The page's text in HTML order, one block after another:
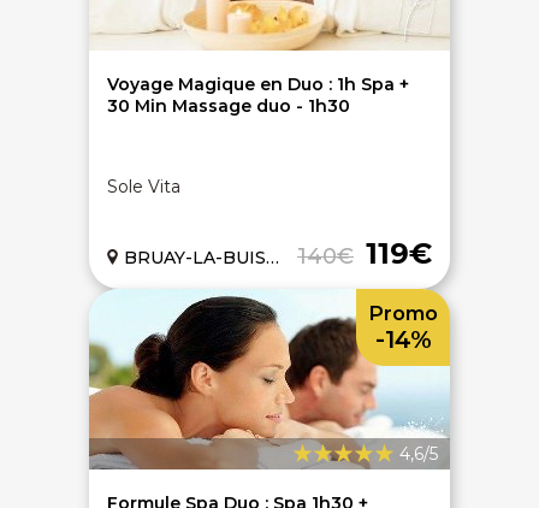
Voyage Magique en Duo : 1h Spa +
30 Min Massage duo - 1h30
Sole Vita
140€ 119€
BRUAY-LA-BUISSIERE (62)
4,6/5
Formule Spa Duo : Spa 1h30 +
Promo
-14%